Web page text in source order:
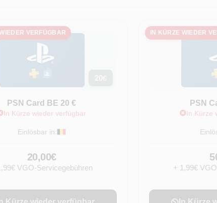
VERFÜGBAR
PSN Card BE 20 €
In Kürze wieder verfügbar
Einlösbar in:
20,00€
VGO-Servicegebühren
IN KÜRZE WIEDER
PSN
In Kürze
+ 1,99€